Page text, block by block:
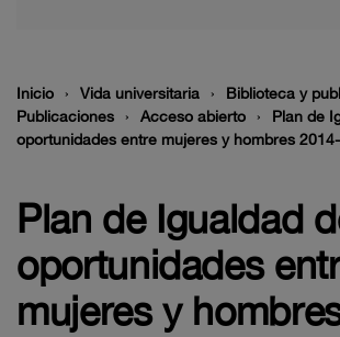
Inicio Vida universitaria
Biblioteca y
Publicaciones
Acceso abierto
Plan de
oportunidades entre mujeres y hombres
Plan de Igualdad
oportunidades
mujeres y